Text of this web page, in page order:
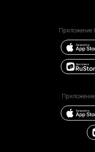
Приложение